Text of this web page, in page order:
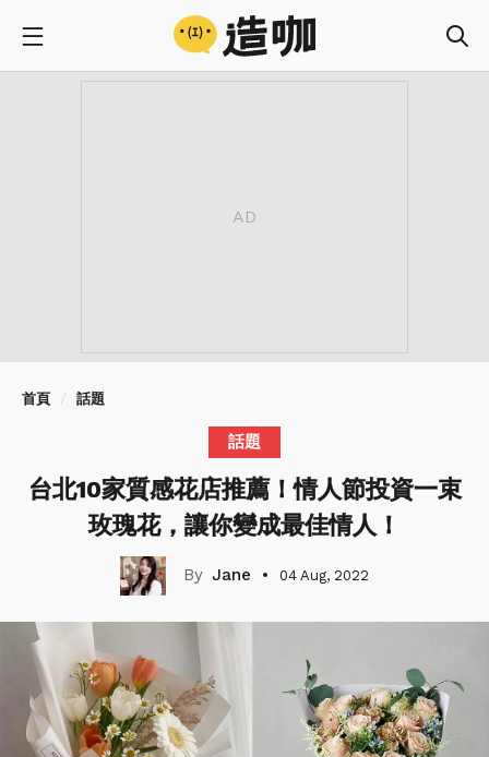
首頁 話題
話題
台北10家質感花店推薦！情人節投資一束
玫瑰花，讓你變成最佳情人！
Jane 04 Aug, 2022